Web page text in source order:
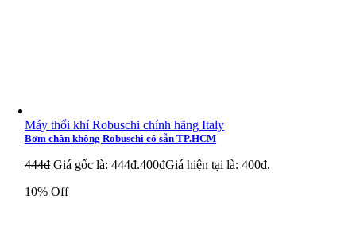
Máy thổi khí Robuschi chính hãng Italy
Bơm chân không Robuschi có sẵn TP.HCM
444₫ Giá gốc là: 444₫.400₫Giá hiện tại là: 400₫.
10% Off